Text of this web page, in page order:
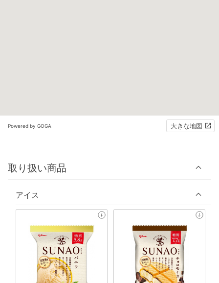
Powered by GOGA 大きな地図
取り扱い商品
アイス